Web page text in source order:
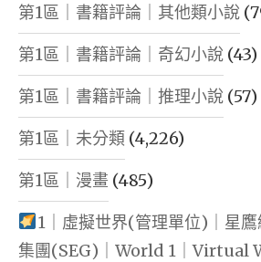
第1區｜書籍評論｜其他類小說
第1區｜書籍評論｜奇幻小說 (43)
第1區｜書籍評論｜推理小說 (57)
第1區｜未分類 (4,226)
第1區｜漫畫 (485)
1｜虛擬世界(管理單位)｜星
集團(SEG)｜World 1｜Virtual